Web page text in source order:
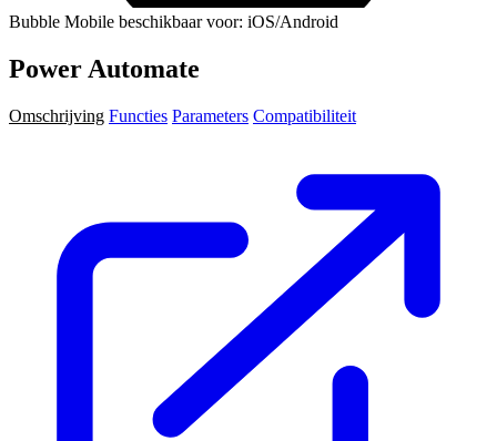
Bubble Mobile beschikbaar voor: iOS/Android
Power Automate
Omschrijving Functies Parameters Compatibiliteit